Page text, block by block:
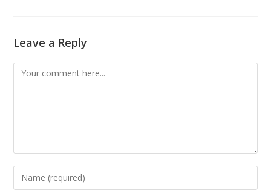
Leave a Reply
Comment
Enter
your